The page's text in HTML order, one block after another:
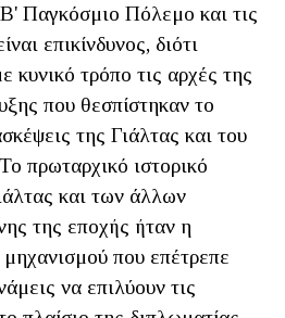
Παγκόσμιο Πόλεμο και τις
επικίνδυνος, διότι
κυνικό τρόπο τις αρχές της
που θεσπίστηκαν το
της Γιάλτας και του
πρωταρχικό ιστορικό
και των άλλων
της εποχής ήταν η
μηχανισμού που επέτρεπε
να επιλύουν τις